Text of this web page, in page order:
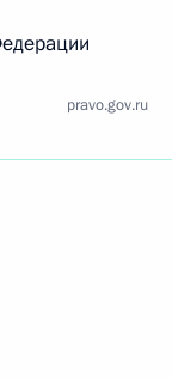
pravo.gov.ru